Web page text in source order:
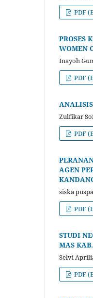
PDF
PROSES
WOMEN
Inayoh
PDF
Zulfikar
PDF
AGEN
siska
PDF
STUDI
MAS
Selvi
PDF